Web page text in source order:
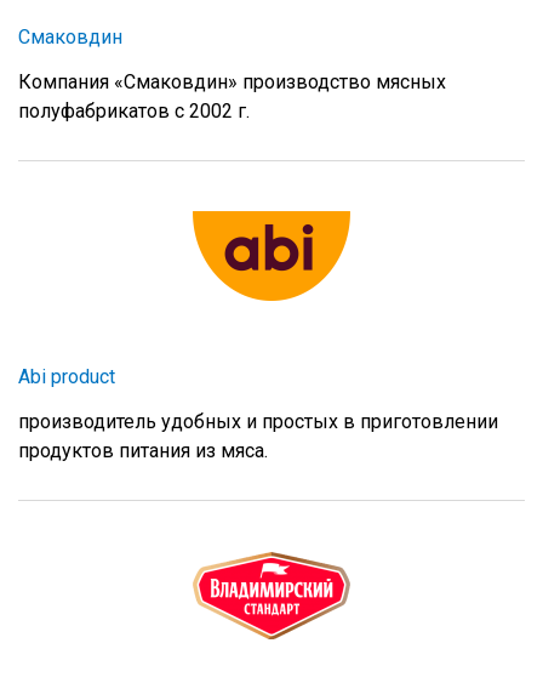
Смаковдин
Компания «Смаковдин» производство мясных
полуфабрикатов с 2002 г.
Abi product
производитель удобных и простых в приготовлении
продуктов питания из мяса.